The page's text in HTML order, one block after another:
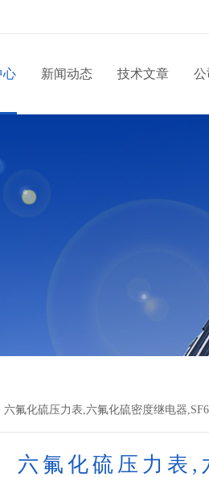
心 新闻动态 技术文章 公
六氟化硫压力表,六氟化硫密度继电器
六氟化硫压力表,